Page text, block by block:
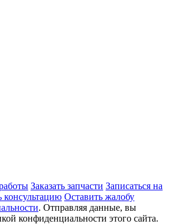
Заказать запчасти Записаться на
консультацию Оставить жалобу
. Отправляя данные, вы
конфиденциальности этого сайта.